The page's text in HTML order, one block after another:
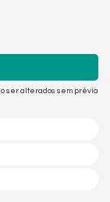
ser alterados sem prévia